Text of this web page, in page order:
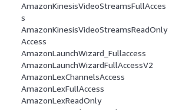
AmazonKinesisVideoStreamsFullAcces
s
AmazonKinesisVideoStreamsReadOnly
Access
AmazonLaunchWizard_Fullaccess
AmazonLaunchWizardFullAccessV2
AmazonLexChannelsAccess
AmazonLexFullAccess
AmazonLexReadOnly